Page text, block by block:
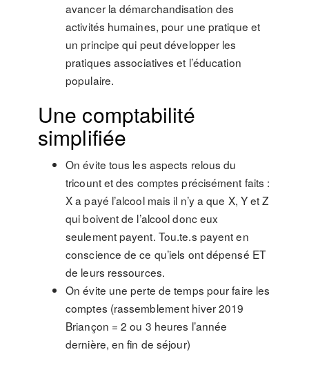
avancer la démarchandisation des
activités humaines, pour une pratique et
un principe qui peut développer les
pratiques associatives et l’éducation
populaire.
Une comptabilité
simplifiée
On évite tous les aspects relous du
tricount et des comptes précisément faits :
X a payé l’alcool mais il n’y a que X, Y et Z
qui boivent de l’alcool donc eux
seulement payent. Tou.te.s payent en
conscience de ce qu’iels ont dépensé ET
de leurs ressources.
On évite une perte de temps pour faire les
comptes (rassemblement hiver 2019
Briançon = 2 ou 3 heures l’année
dernière, en fin de séjour)